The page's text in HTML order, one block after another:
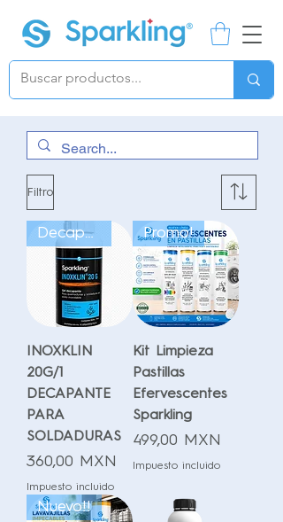
Filtro
Decapante
INOXKLIN
20G/1
DECAPANTE
PARA
SOLDADURAS
Precio
360,00 MXN
Impuesto incluido
Promo!
Kit Limpieza
Pastillas
Efervescentes
Sparkling
Precio
499,00 MXN
Impuesto incluido
Nuevo!!